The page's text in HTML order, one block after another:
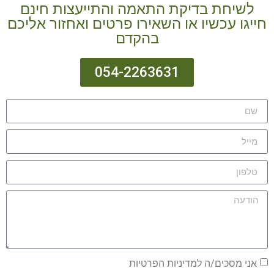
לשיחת בדיקת התאמה והתייעצות חינם
חייגו עכשיו או השאירו פרטים ואחזור אליכם
בהקדם
054-2263631
אני מסכים/ה למדיניות הפרטיות